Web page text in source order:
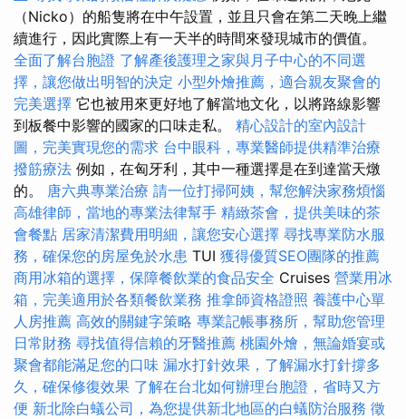
（Nicko）的船隻將在中午設置，並且只會在第二天晚上繼
續進行，因此實際上有一天半的時間來發現城市的價值。
全面了解台胞證 了解產後護理之家與月子中心的不同選
擇，讓您做出明智的決定 小型外燴推薦，適合親友聚會的
完美選擇 它也被用來更好地了解當地文化，以將路線影響
到板餐中影響的國家的口味走私。 精心設計的室內設計
圖，完美實現您的需求 台中眼科，專業醫師提供精準治療
撥筋療法 例如，在匈牙利，其中一種選擇是在到達當天燉
的。 唐六典專業治療 請一位打掃阿姨，幫您解決家務煩惱
高雄律師，當地的專業法律幫手 精緻茶會，提供美味的茶
會餐點 居家清潔費用明細，讓您安心選擇 尋找專業防水服
務，確保您的房屋免於水患 TUI 獲得優質SEO團隊的推薦
商用冰箱的選擇，保障餐飲業的食品安全 Cruises 營業用冰
箱，完美適用於各類餐飲業務 推拿師資格證照 養護中心單
人房推薦 高效的關鍵字策略 專業記帳事務所，幫助您管理
日常財務 尋找值得信賴的牙醫推薦 桃園外燴，無論婚宴或
聚會都能滿足您的口味 漏水打針效果，了解漏水打針撐多
久，確保修復效果 了解在台北如何辦理台胞證，省時又方
便 新北除白蟻公司，為您提供新北地區的白蟻防治服務 徵